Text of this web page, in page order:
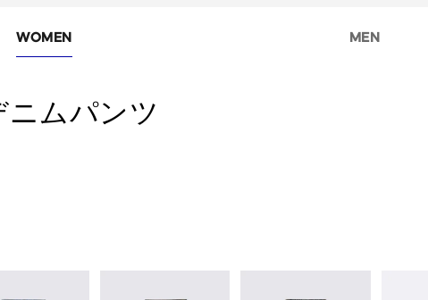
WOMEN MEN
ムパンツ